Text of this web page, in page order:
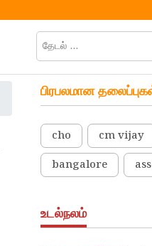
பிரபலமான
cho cm vijay
bangalore
உடல்நலம்